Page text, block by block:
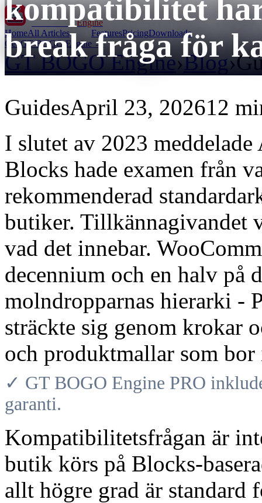
GT BOGOEngine
HomeAll Articles FeaturesPricingDownloads
Get GT BOGO Engine →
GT BOGO Engine›Blog›
kompatibilitet
break fråga för
GuidesApril 23, 202612
I slutet av 2023
Blocks hade examen från
rekommenderad
butiker. Tillkännagivandet
vad det innebar.
decennium och en halv på
molndropparnas hierarki -
sträckte sig genom krokar
och produktmallar som
✓ GT BOGO Engine PRO
garanti.
Kompatibilitetsfrågan är
butik körs på Blocks-
allt högre grad är standard